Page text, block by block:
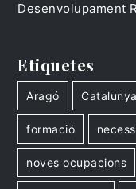
Desenvolupament
Etiquetes
Aragó Catalunya
formació
noves ocupacions